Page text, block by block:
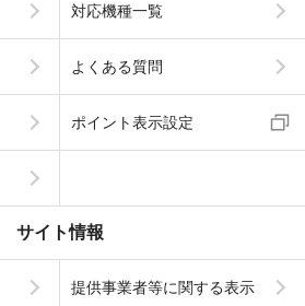
対応機種一覧
よくある質問
ポイント表示設定
サイト情報
提供事業者等に関する表示